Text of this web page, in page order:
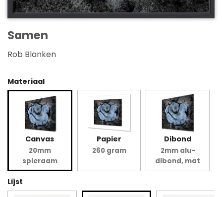
Samen
Rob Blanken
Materiaal
Canvas
20mm
spieraam
Papier
260 gram
Dibond
2mm alu-
dibond, mat
Lijst